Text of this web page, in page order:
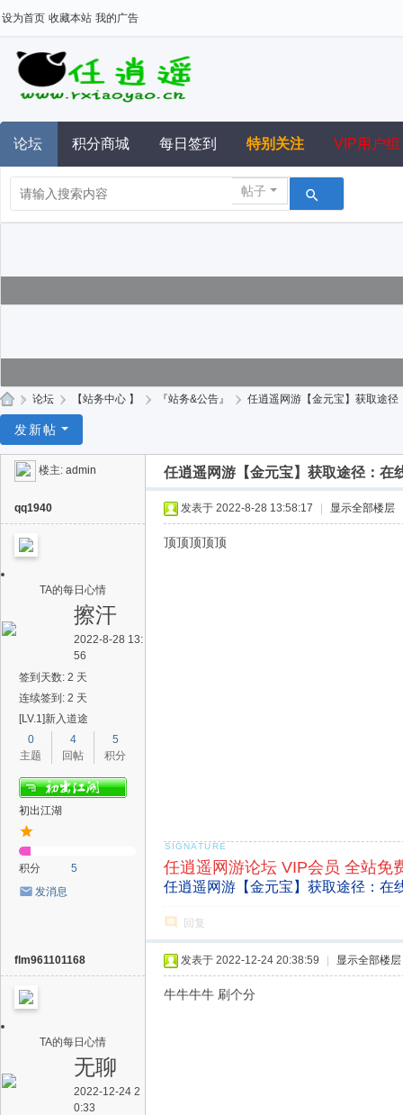
设为首页 收藏本站 我的广告
论坛 积分商城 每日签到 特别关注 VIP用户组
帖子
逍
» 论坛 › 【站务中心 】 › 『站务&公告』 › 任逍遥网游【金元宝】获取途径
发新帖
楼主: admin 任逍遥网游【金元宝】获取途径：在
qq1940
TA的每日心情
擦汗
2022-8-28 13:
56
签到天数: 2 天
连续签到: 2 天
[LV.1]新入道途
0
主题
4
回帖
5
积分
初出江湖
积分
5
发消息
发表于 2022-8-28 13:58:17 显示全部楼层
顶顶顶顶顶
任逍遥网游论坛 VIP会员 全站免
任逍遥网游【金元宝】获取途径：在
回复
flm961101168
TA的每日心情
无聊
2022-12-24 2
0:33
发表于 2022-12-24 20:38:59 显示全部楼层
牛牛牛牛 刷个分